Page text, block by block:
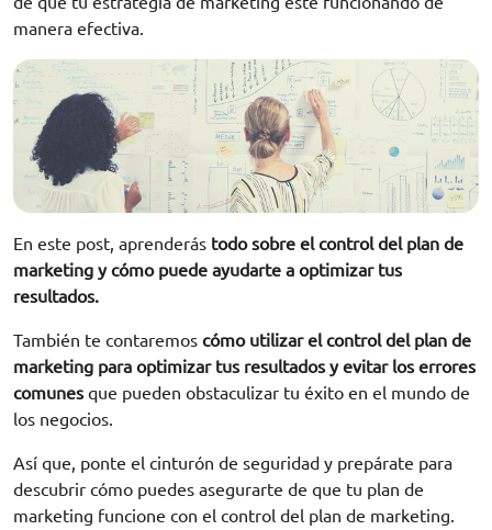
manera efectiva.
En este post, aprenderás todo sobre el control del plan de
marketing y cómo puede ayudarte a optimizar tus
resultados.
También te contaremos cómo utilizar el control del plan de
marketing para optimizar tus resultados y evitar los errores
comunes que pueden obstaculizar tu éxito en el mundo de
los negocios.
Así que, ponte el cinturón de seguridad y prepárate para
descubrir cómo puedes asegurarte de que tu plan de
marketing funcione con el control del plan de marketing.